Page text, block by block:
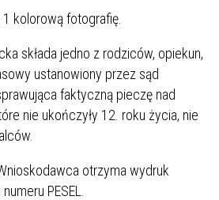
kolorową fotografię.
składa jedno z rodziców, opiekun,
ustanowiony przez sąd
faktyczną pieczę nad
nie ukończyły 12. roku życia, nie
otrzyma wydruk
PESEL.